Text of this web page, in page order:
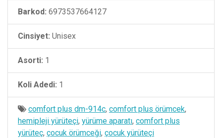
Barkod: 6973537664127
Cinsiyet: Unisex
Asorti: 1
Koli Adedi: 1
comfort plus dm-914c, comfort plus örümcek,
hemipleji yürüteçi, yürüme aparatı, comfort plus
yürüteç, çocuk örümceği, çocuk yürüteçi